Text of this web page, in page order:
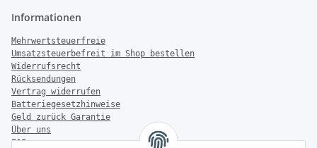
Informationen
Mehrwertsteuerfreie
Umsatzsteuerbefreit im Shop bestellen
Widerrufsrecht
Rücksendungen
Vertrag widerrufen
Batteriegesetzhinweise
Geld zurück Garantie
Über uns
FAQ